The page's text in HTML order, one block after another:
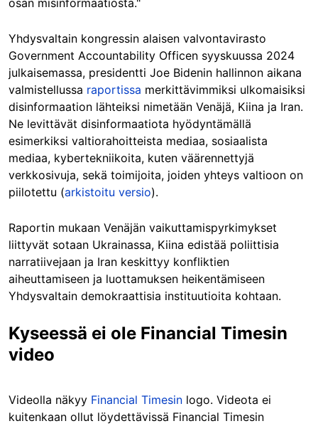
osan misinformaatiosta."
Yhdysvaltain kongressin alaisen valvontavirasto
Government Accountability Officen syyskuussa 2024
julkaisemassa, presidentti Joe Bidenin hallinnon aikana
valmistellussa raportissa merkittävimmiksi ulkomaisiksi
disinformaation lähteiksi nimetään Venäjä, Kiina ja Iran.
Ne levittävät disinformaatiota hyödyntämällä
esimerkiksi valtiorahoitteista mediaa, sosiaalista
mediaa, kybertekniikoita, kuten väärennettyjä
verkkosivuja, sekä toimijoita, joiden yhteys valtioon on
piilotettu (arkistoitu versio).
Raportin mukaan Venäjän vaikuttamispyrkimykset
liittyvät sotaan Ukrainassa, Kiina edistää poliittisia
narratiivejaan ja Iran keskittyy konfliktien
aiheuttamiseen ja luottamuksen heikentämiseen
Yhdysvaltain demokraattisia instituutioita kohtaan.
Kyseessä ei ole Financial Timesin
video
Videolla näkyy Financial Timesin logo. Videota ei
kuitenkaan ollut löydettävissä Financial Timesin